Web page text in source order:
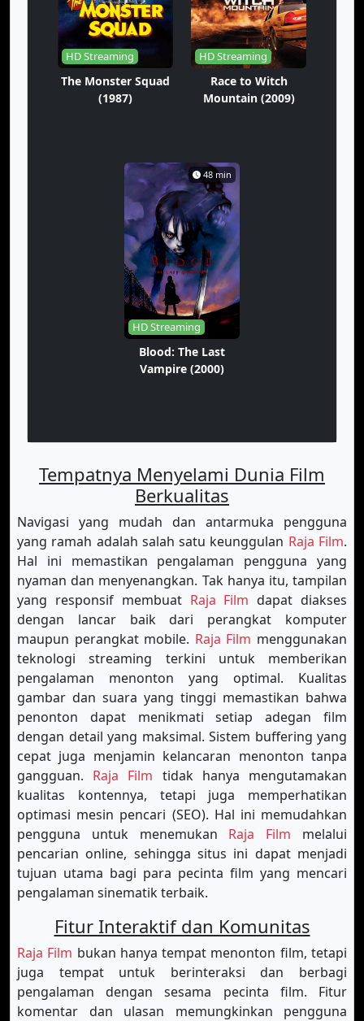
HD Streaming
The Monster Squad
(1987)
HD Streaming
Race to Witch
Mountain (2009)
48 min
HD Streaming
Blood: The Last
Vampire (2000)
Tempatnya Menyelami Dunia Film
Berkualitas
Navigasi yang mudah dan antarmuka pengguna
yang ramah adalah salah satu keunggulan Raja Film.
Hal ini memastikan pengalaman pengguna yang
nyaman dan menyenangkan. Tak hanya itu, tampilan
yang responsif membuat Raja Film dapat diakses
dengan lancar baik dari perangkat komputer
maupun perangkat mobile. Raja Film menggunakan
teknologi streaming terkini untuk memberikan
pengalaman menonton yang optimal. Kualitas
gambar dan suara yang tinggi memastikan bahwa
penonton dapat menikmati setiap adegan film
dengan detail yang maksimal. Sistem buffering yang
cepat juga menjamin kelancaran menonton tanpa
gangguan. Raja Film tidak hanya mengutamakan
kualitas kontennya, tetapi juga memperhatikan
optimasi mesin pencari (SEO). Hal ini memudahkan
pengguna untuk menemukan Raja Film melalui
pencarian online, sehingga situs ini dapat menjadi
tujuan utama bagi para pecinta film yang mencari
pengalaman sinematik terbaik.
Fitur Interaktif dan Komunitas
Raja Film bukan hanya tempat menonton film, tetapi
juga tempat untuk berinteraksi dan berbagi
pengalaman dengan sesama pecinta film. Fitur
komentar dan ulasan memungkinkan pengguna